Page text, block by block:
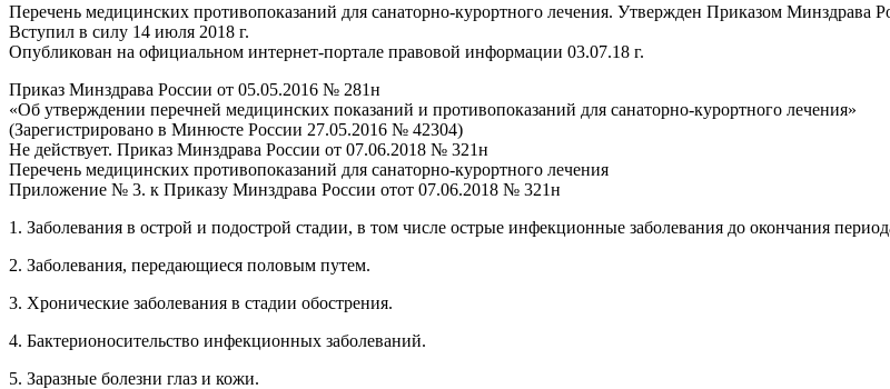
Перечень медицинских противопоказаний для санаторно-курортного лечения. Утвержден Приказом
Вступил в силу 14 июля 2018 г.
Опубликован на официальном интернет-портале правовой информации 03.07.18 г.
Приказ Минздрава России от 05.05.2016 № 281н
«Об утверждении перечней медицинских показаний и противопоказаний для санаторно-курортного лечения»
(Зарегистрировано в Минюсте России 27.05.2016 № 42304)
Не действует. Приказ Минздрава России от 07.06.2018 № 321н
Перечень медицинских противопоказаний для санаторно-курортного лечения
Приложение № 3. к Приказу Минздрава России отот 07.06.2018 № 321н
1. Заболевания в острой и подострой стадии, в том числе острые инфекционные заболевания до окончания
2. Заболевания, передающиеся половым путем.
3. Хронические заболевания в стадии обострения.
4. Бактерионосительство инфекционных заболеваний.
5. Заразные болезни глаз и кожи.